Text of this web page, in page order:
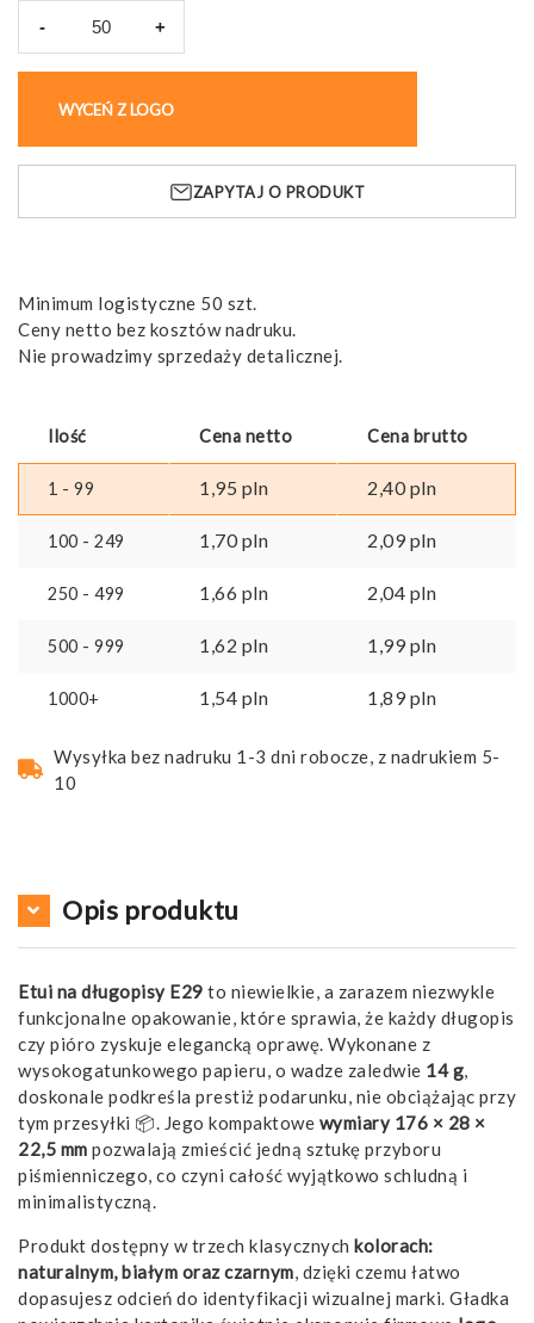
-
długopisy
E29,
papierowy
+
WYCEŃ Z LOGO
ZAPYTAJ O PRODUKT
Minimum logistyczne 50 szt.
Ceny netto bez kosztów nadruku.
Nie prowadzimy sprzedaży detalicznej.
Ilość Cena netto Cena brutto
1 - 99 1,95 pln 2,40pln
100 - 249 1,70pln 2,09pln
250 - 499 1,66 pln 2,04 pln
500 - 999 1,62 pln 1,99pln
1000+ 1,54 pln 1,89pln
Wysyłka bez nadruku 1-3 dni robocze, z nadrukiem 5-
10
Opis produktu
Etui na długopisy E29 to niewielkie, a zarazem niezwykle
funkcjonalne opakowanie, które sprawia, że każdy długopis
czy pióro zyskuje elegancką oprawę. Wykonane z
wysokogatunkowego papieru, o wadze zaledwie 14 g,
doskonale podkreśla prestiż podarunku, nie obciążając przy
tym przesyłki 📦. Jego kompaktowe wymiary 176 × 28 ×
22,5 mm pozwalają zmieścić jedną sztukę przyboru
piśmienniczego, co czyni całość wyjątkowo schludną i
minimalistyczną.
Produkt dostępny w trzech klasycznych kolorach:
naturalnym, białym oraz czarnym, dzięki czemu łatwo
dopasujesz odcień do identyfikacji wizualnej marki. Gładka